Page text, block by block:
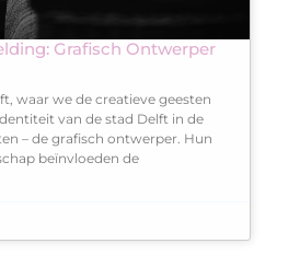
Grafisch Ontwerper
waar we de creatieve geesten
van de stad Delft in de
– de grafisch ontwerper. Hun
beïnvloeden de